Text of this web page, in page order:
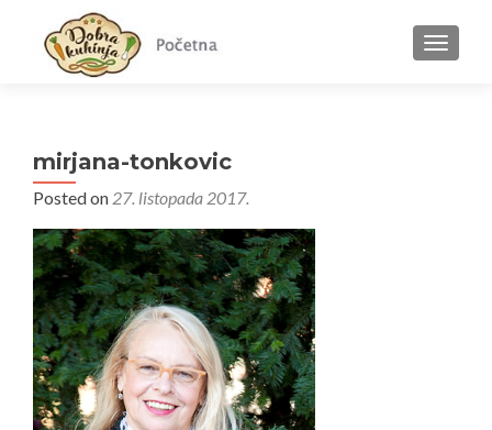
MENU
mirjana-tonkovic
Posted on 27. listopada 2017.